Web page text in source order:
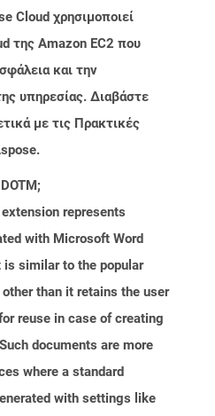
Cloud χρησιμοποιεί
της Amazon EC2 που
και την
υπηρεσίας. Διαβάστε
με τις Πρακτικές
represents
with Microsoft Word
similar to the popular
than it retains the user
reuse in case of creating
documents are more
where a standard
with settings like